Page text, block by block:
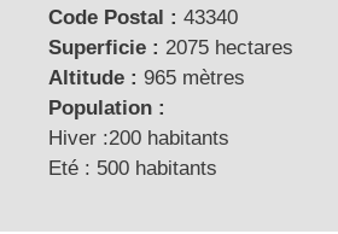
Code Postal : 43340
Superficie : 2075 hectares
Altitude : 965 mètres
Population :
Hiver :200 habitants
Eté : 500 habitants